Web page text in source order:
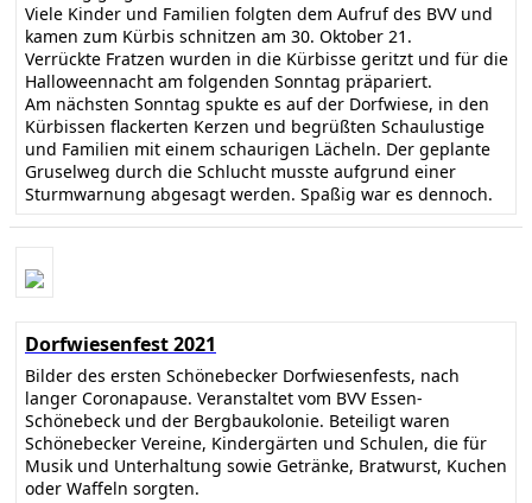
Viele Kinder und Familien folgten dem Aufruf des BVV und
kamen zum Kürbis schnitzen am 30. Oktober 21.
Verrückte Fratzen wurden in die Kürbisse geritzt und für die
Halloweennacht am folgenden Sonntag präpariert.
Am nächsten Sonntag spukte es auf der Dorfwiese, in den
Kürbissen flackerten Kerzen und begrüßten Schaulustige
und Familien mit einem schaurigen Lächeln. Der geplante
Gruselweg durch die Schlucht musste aufgrund einer
Sturmwarnung abgesagt werden. Spaßig war es dennoch.
Dorfwiesenfest 2021
Bilder des ersten Schönebecker Dorfwiesenfests, nach
langer Coronapause. Veranstaltet vom BVV Essen-
Schönebeck und der Bergbaukolonie. Beteiligt waren
Schönebecker Vereine, Kindergärten und Schulen, die für
Musik und Unterhaltung sowie Getränke, Bratwurst, Kuchen
oder Waffeln sorgten.